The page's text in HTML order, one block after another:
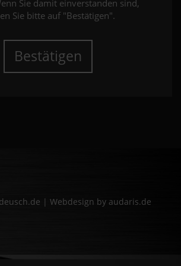
Sie damit einverstanden sind,
Sie bitte auf "Bestätigen".
Bestätigen
| Webdesign by audaris.de